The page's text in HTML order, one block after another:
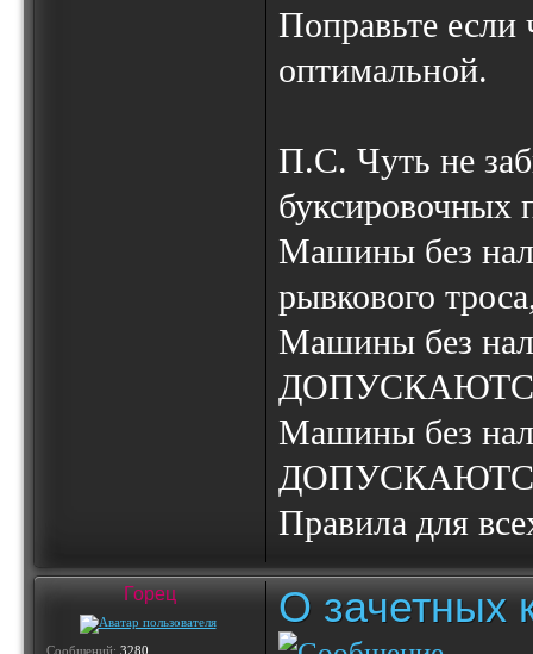
Поправьте
оптимальной.
П.С. Чуть не
Машины без
рывкового
Машины без
Машины без
Правила для
Горец
Сообщений: 3280
О зачетных